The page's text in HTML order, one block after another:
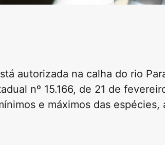
autorizada na calha do rio
nº 15.166, de 21 de
e máximos das espécies,